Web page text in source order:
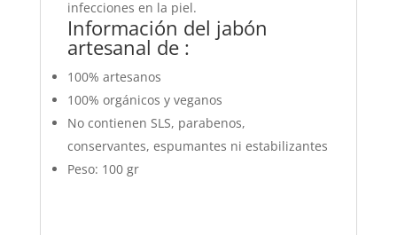
infecciones en la piel.
Información del jabón
artesanal de :
100% artesanos
100% orgánicos y veganos
No contienen SLS, parabenos,
conservantes, espumantes ni estabilizantes
Peso: 100 gr